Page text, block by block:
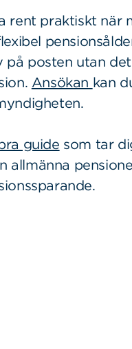
rent praktiskt när
posten utan
Ansökan kan
guide som tar
allmänna